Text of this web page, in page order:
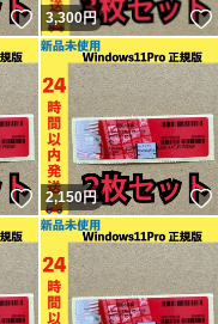
いいね！
3,300円
いいね！
2,150円